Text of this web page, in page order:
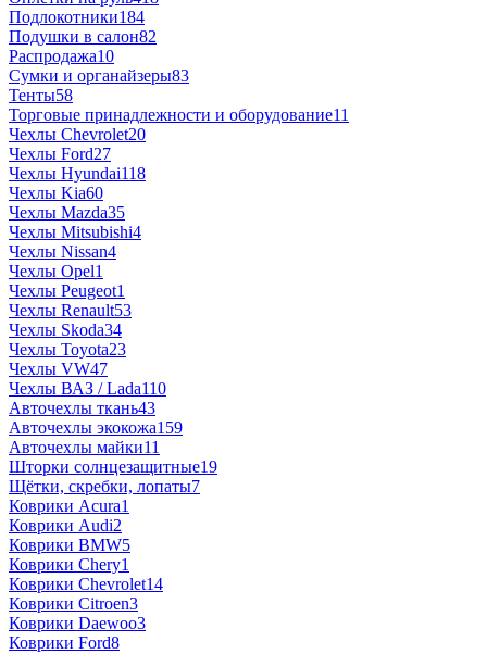
Подлокотники184
Подушки в салон82
Распродажа10
Сумки и органайзеры83
Тенты58
Торговые принадлежности и оборудование11
Чехлы Chevrolet20
Чехлы Ford27
Чехлы Hyundai118
Чехлы Kia60
Чехлы Mazda35
Чехлы Mitsubishi4
Чехлы Nissan4
Чехлы Opel1
Чехлы Peugeot1
Чехлы Renault53
Чехлы Skoda34
Чехлы Toyota23
Чехлы VW47
Чехлы ВАЗ / Lada110
Авточехлы ткань43
Авточехлы экокожа159
Авточехлы майки11
Шторки солнцезащитные19
Щётки, скребки, лопаты7
Коврики Acura1
Коврики Audi2
Коврики BMW5
Коврики Chery1
Коврики Chevrolet14
Коврики Citroen3
Коврики Daewoo3
Коврики Ford8